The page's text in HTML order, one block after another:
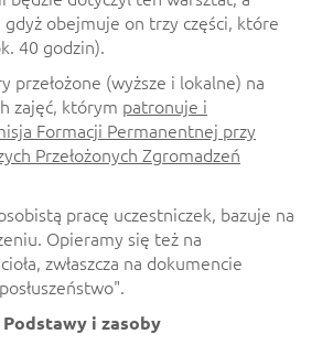
gdyż obejmuje on trzy części, które
40 godzin).
przełożone (wyższe i lokalne) na
zajęć, którym patronuje i
Formacji Permanentnej przy
Przełożonych Zgromadzeń
pracę uczestniczek, bazuje na
Opieramy się też na
zwłaszcza na dokumencie
Podstawy i zasoby